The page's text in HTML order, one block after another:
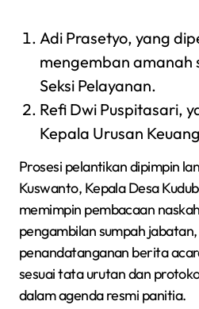
Adi Prasetyo, yang
mengemban amanah
Seksi Pelayanan.
Refi Dwi Puspitasari,
Kepala Urusan
Prosesi pelantikan dipimpin
Kuswanto, Kepala Desa
memimpin pembacaan
pengambilan sumpah
penandatanganan berita
sesuai tata urutan dan
dalam agenda resmi panitia.